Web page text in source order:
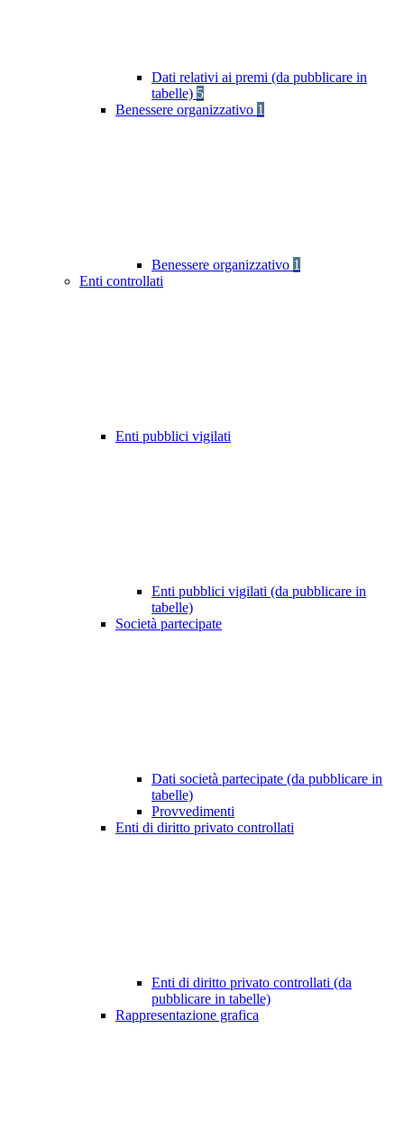
Dati relativi ai premi (da pubblicare in
tabelle) 5
Benessere organizzativo 1
Benessere organizzativo 1
Enti controllati
Enti pubblici vigilati
Enti pubblici vigilati (da pubblicare in
tabelle)
Società partecipate
Dati società partecipate (da pubblicare in
tabelle)
Provvedimenti
Enti di diritto privato controllati
Enti di diritto privato controllati (da
pubblicare in tabelle)
Rappresentazione grafica